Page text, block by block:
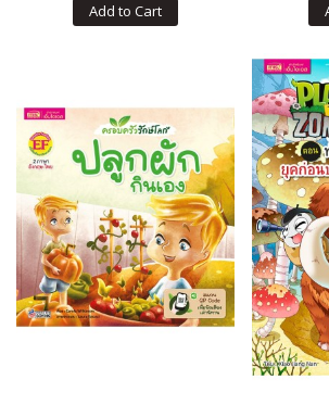
Add to Cart